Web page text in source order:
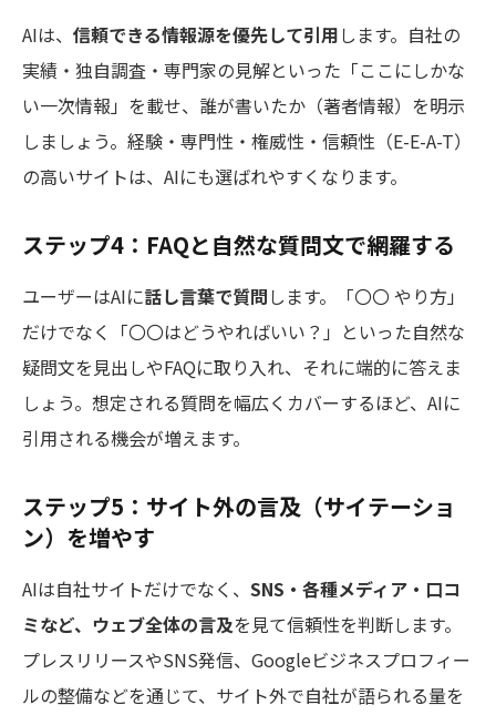
AIは、 信頼できる情報源を優先して引用します。自社の
実績・独自調査・専門家の見解といった「ここにしかな
い一次情報」を載せ、誰が書いたか（著者情報）を明示
しましょう。経験・専門性・権威性・信頼性（E-E-A-T）
の高いサイトは、AIにも選ばれやすくなります。
ステップ4：FAQと自然な質問文で網羅する
ユーザーはAIに話し言葉で質問します。「〇〇 やり方」
だけでなく「〇〇はどうやればいい？」といった自然な
疑問文を見出しやFAQに取り入れ、それに端的に答えま
しょう。想定される質問を幅広くカバーするほど、AIに
引用される機会が増えます。
ステップ5：サイト外の言及（サイテーショ
ン）を増やす
AIは自社サイトだけでなく、 SNS・各種メディア・口コ
ミなど、ウェブ全体の言及を見て信頼性を判断します。
プレスリリースやSNS発信、Googleビジネスプロフィー
ルの整備などを通じて、サイト外で自社が語られる量を